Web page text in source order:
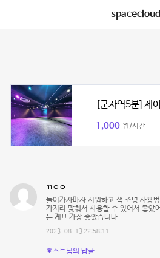
spacecloud
[군자역5분] 제
1,000 원/시간
ㄲㅇㅇ
들어가자마자 시원하고 색 조명 사용
가지라 맞춰서 사용할 수 있어서 좋았
는 게!! 가장 좋았습니다
2023-08-13 22:58:11
호스트님의 답글